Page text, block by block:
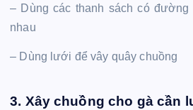
– Dùng các thanh sách có
nhau
– Dùng lưới để vây quây chuồng
3. Xây chuồng cho gà cần